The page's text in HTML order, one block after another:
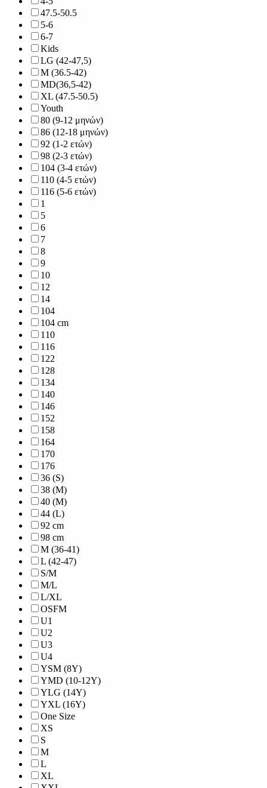
47.5-50.5
5-6
6-7
Kids
LG (42-47,5)
M (36.5-42)
MD(36,5-42)
XL (47.5-50.5)
Youth
80 (9-12 μηνών)
86 (12-18 μηνών)
92 (1-2 ετών)
98 (2-3 ετών)
104 (3-4 ετών)
110 (4-5 ετών)
116 (5-6 ετών)
1
5
6
7
8
9
10
12
14
104
104 cm
110
116
122
128
134
140
146
152
158
164
170
176
36 (S)
38 (M)
40 (M)
44 (L)
92 cm
98 cm
M (36-41)
L (42-47)
S/M
M/L
L/XL
OSFM
U1
U2
U3
U4
YSM (8Y)
YMD (10-12Y)
YLG (14Y)
YXL (16Y)
One Size
XS
S
M
L
XL